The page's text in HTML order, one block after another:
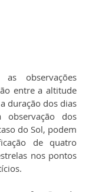
observações
entre a altitude
duração dos dias
dos
do Sol, podem
de quatro
nos pontos